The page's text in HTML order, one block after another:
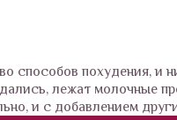
способов похудения, и
лежат молочные
и с добавлением